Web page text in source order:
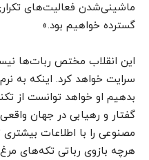
ماشینی‌شدن فعالیت‌های
گسترده خواهیم بود.»
این انقلاب مختص ربات‌‌‌‌‌‌‌‌‌‌‌‌‌‌‌‌‌‌‌‌‌‌‌‌‌‌‌‌‌‌‌‌‌‌‌‌‌‌‌‌‌‌‌‌‌‌‌‌ها
سرایت خواهد کرد. اینکه به
بدهیم او خواهد توانست از
گفتار و رهیابی در جهان
مصنوعی را با اطلاعات
هرچه بازوی رباتی تکه‌های